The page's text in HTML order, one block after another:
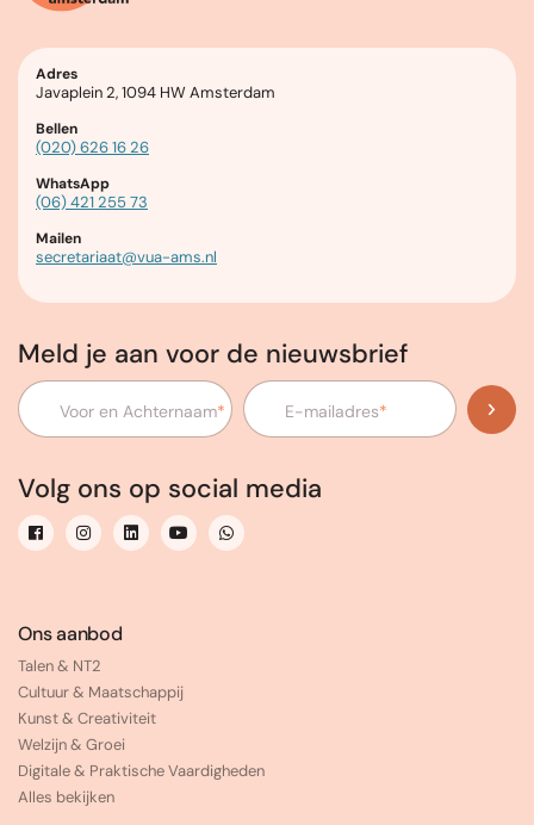
Adres
Javaplein 2, 1094 HW Amsterdam
Bellen
(020) 626 16 26
WhatsApp
(06) 421 255 73
Mailen
secretariaat@vua-ams.nl
Meld je aan voor de nieuwsbrief
Voor en Achternaam* E-mailadres*
Volg ons op social media
Ons aanbod
Talen & NT2
Cultuur & Maatschappij
Kunst & Creativiteit
Welzijn & Groei
Digitale & Praktische Vaardigheden
Alles bekijken